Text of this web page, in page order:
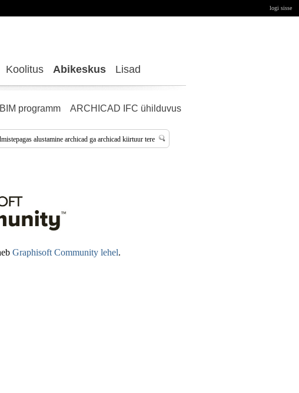
logi sisse
Koolitus Abikeskus Lisad
BIM programm ARCHICAD IFC ühilduvus